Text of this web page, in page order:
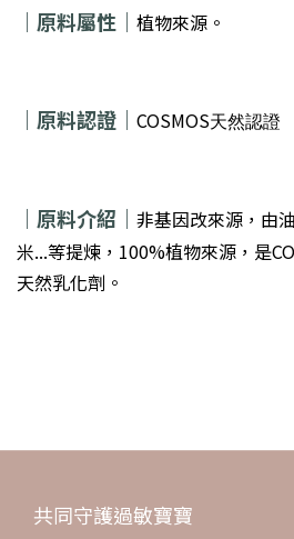
｜ 原料屬性｜ 植物來源。
｜原料認證｜ COSMOS天然認證
｜ 原料介紹｜ 非基因改來源，由
米...等提煉，100%植物來源，是
天然乳化劑。
共同守護過敏寶寶